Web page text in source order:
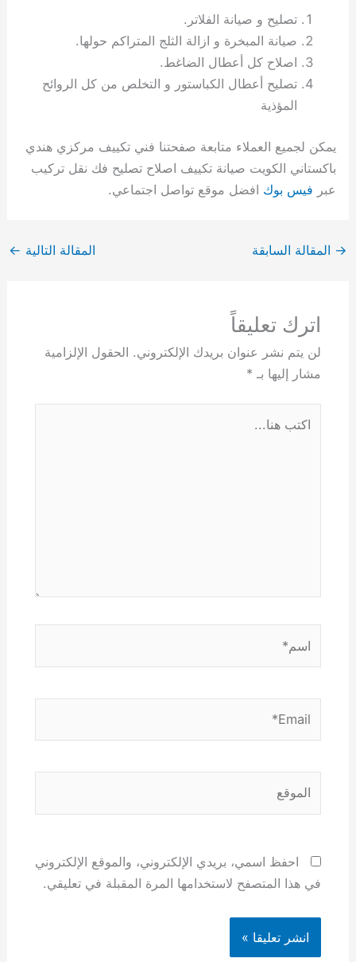
تصليح و صيانة الفلاتر.
صيانة المبخرة و ازالة الثلج المتراكم حولها.
اصلاح كل أعطال الضاغط.
تصليح أعطال الكباستور و التخلص من كل الروائح
المؤذية
يمكن لجميع العملاء متابعة صفحتنا فني تكييف مركزي هندي
باكستاني الكويت صيانة تكييف اصلاح تصليح فك نقل تركيب
عبر فيس بوك افضل موقع تواصل اجتماعي.
→ المقالة السابقة المقالة التالية ←
اترك تعليقاً
لن يتم نشر عنوان بريدك الإلكتروني. الحقول الإلزامية
مشار إليها بـ *
احفظ اسمي، بريدي الإلكتروني، والموقع الإلكتروني
في هذا المتصفح لاستخدامها المرة المقبلة في تعليقي.